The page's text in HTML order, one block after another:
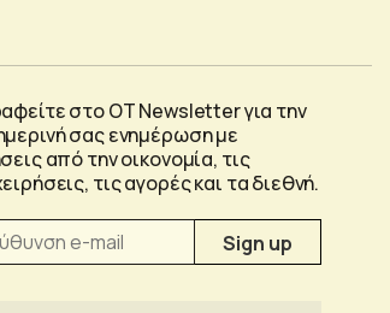
στο OT Newsletter για την
σας ενημέρωση με
από την οικονομία, τις
τις αγορές και τα διεθνή.